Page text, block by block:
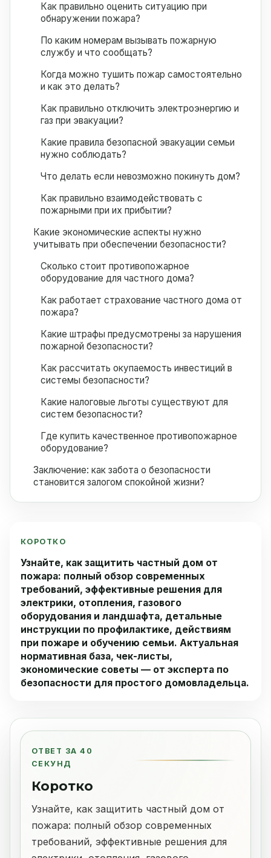
Как правильно оценить ситуацию при
обнаружении пожара?
По каким номерам вызывать пожарную
службу и что сообщать?
Когда можно тушить пожар самостоятельно
и как это делать?
Как правильно отключить электроэнергию и
газ при эвакуации?
Какие правила безопасной эвакуации семьи
нужно соблюдать?
Что делать если невозможно покинуть дом?
Как правильно взаимодействовать с
пожарными при их прибытии?
Какие экономические аспекты нужно
учитывать при обеспечении безопасности?
Сколько стоит противопожарное
оборудование для частного дома?
Как работает страхование частного дома от
пожара?
Какие штрафы предусмотрены за нарушения
пожарной безопасности?
Как рассчитать окупаемость инвестиций в
системы безопасности?
Какие налоговые льготы существуют для
систем безопасности?
Где купить качественное противопожарное
оборудование?
Заключение: как забота о безопасности
становится залогом спокойной жизни?
КОРОТКО
Узнайте, как защитить частный дом от
пожара: полный обзор современных
требований, эффективные решения для
электрики, отопления, газового
оборудования и ландшафта, детальные
инструкции по профилактике, действиям
при пожаре и обучению семьи. Актуальная
нормативная база, чек-листы,
экономические советы — от эксперта по
безопасности для простого домовладельца.
ОТВЕТ ЗА 40
СЕКУНД
Коротко
Узнайте, как защитить частный дом от
пожара: полный обзор современных
требований, эффективные решения для